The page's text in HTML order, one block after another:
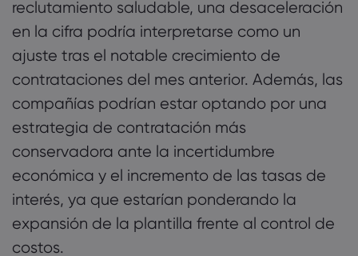
reclutamiento saludable, una desaceleración
en la cifra podría interpretarse como un
ajuste tras el notable crecimiento de
contrataciones del mes anterior. Además, las
compañías podrían estar optando por una
estrategia de contratación más
conservadora ante la incertidumbre
económica y el incremento de las tasas de
interés, ya que estarían ponderando la
expansión de la plantilla frente al control de
costos.